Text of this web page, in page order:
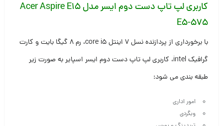
کاربری لپ تاپ دست دوم ایسر مدل Acer Aspire E15
E5-575
با برخورداری از پردازنده نسل ۷ اینتل core i5، رم ۸ گیگا بایت و کارت
گرافیک intel، کاربری لپ تاپ دست دوم ایسر اسپایر به صورت زیر
طبقه بندی می شود:
امور اداری
وبگردی